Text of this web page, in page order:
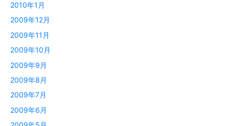
2010年1月
2009年12月
2009年11月
2009年10月
2009年9月
2009年8月
2009年7月
2009年6月